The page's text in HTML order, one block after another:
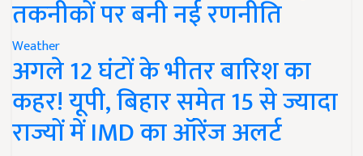
तकनीकों पर बनी नई रणनीति
Weather
अगले 12 घंटों के भीतर बारिश का
कहर! यूपी, बिहार समेत 15 से ज्यादा
राज्यों में IMD का ऑरेंज अलर्ट